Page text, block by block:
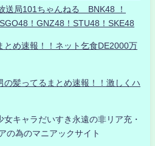
局101ちゃんねる BNK48 ！
！GNZ48！STU48！SKE48
とめ速報！！ネット乞食DE2000万
の髪ってるまとめ速報！！激しくハ
キャラだいすき永遠の非リア充・
の為のマニアックサイト